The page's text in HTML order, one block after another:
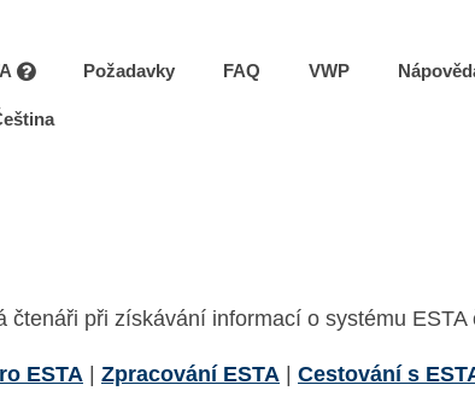
Požadavky FAQ VWP
při získávání informací o systému
ESTA Zpracování ESTA Cestování s